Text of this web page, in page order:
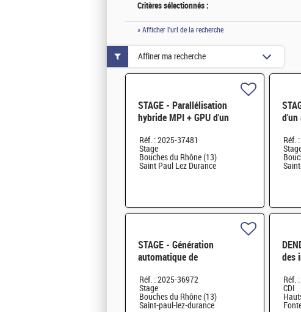
Critères sélectionnés :
» Afficher l'url de la recherche
STAGE - Parallélisation
hybride MPI + GPU d'un
Réf. : 2025-37481
Stage
Bouches du Rhône (13)
Saint Paul Lez Durance
d'un
Réf.
STAGE - Génération
automatique de
H/F
Réf. : 2025-36972
Stage
Bouches du Rhône (13)
Saint-paul-lez-durance
des
Réf.
CDI
Affiner ma recherche